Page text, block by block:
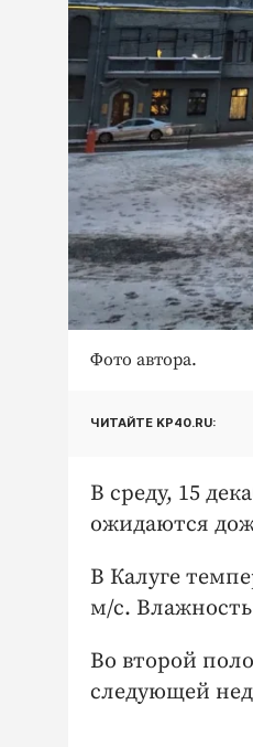
Фото автора.
ЧИТАЙТЕ KP40.RU:
В среду, 15
ожидаются
В Калуге
м/с.
Во второй
следующей